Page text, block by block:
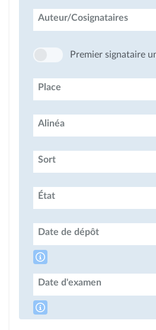
Auteur/Cosignataires
Premier signataire
Place
Alinéa
Sort
État
Date de dépôt
Date d'examen